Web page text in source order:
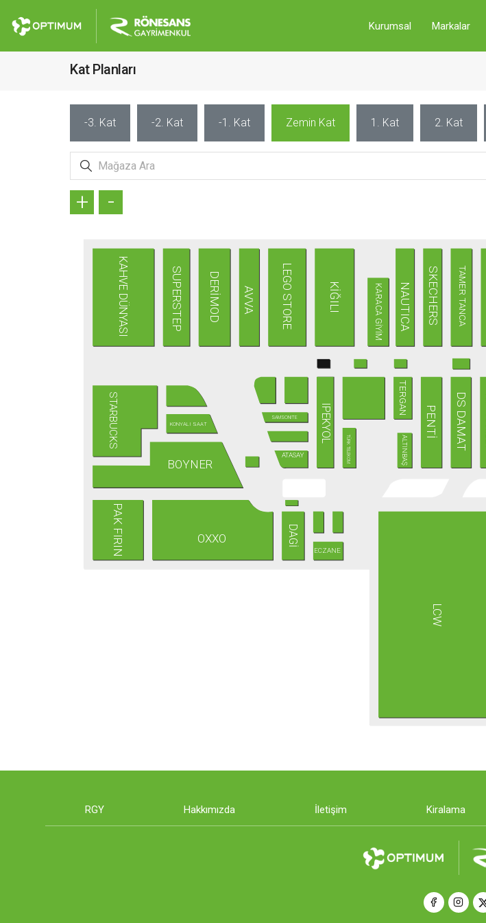
Kurumsal Markalar
Kat Planları
-3. Kat -2. Kat -1. Kat Zemin Kat 1. Kat 2. Kat
ALTINBAŞ
ATASAY
AVVA
BOYNER
DAGİ
DERİMOD
DS DAMAT
ECZANE
IPEKYOL
KAHVE DÜNYASI KARACA GİYİM
KİĞILI
KONYALI SAAT
LCW
LEGO STORE NAUTICA
OXXO
PAK FIRIN
PENTİ
SAMSONITE
SKECHERS
STARBUCKS
SUPERSTEP TAMER TANCA
TERGAN
TÜRK TELEKOM
+ -
RGY Hakkımızda İletişim Kiralama